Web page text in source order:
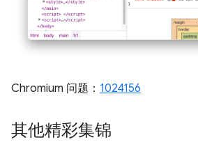
Chromium 问题： 1024156
其他精彩集锦